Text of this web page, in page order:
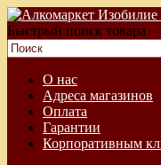
Быстрый поиск товара
О нас
Адреса магазинов
Оплата
Гарантии
Корпоративным